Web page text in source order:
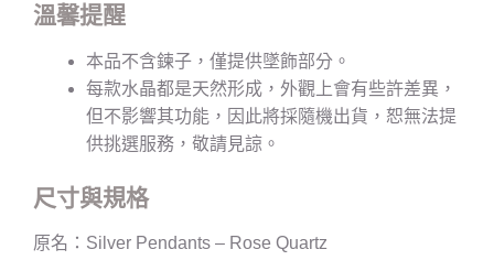
溫馨提醒
本品不含鍊子，僅提供墜飾部分。
每款水晶都是天然形成，外觀上會有些許差異，
但不影響其功能，因此將採隨機出貨，恕無法提
供挑選服務，敬請見諒。
尺寸與規格
原名：Silver Pendants – Rose Quartz